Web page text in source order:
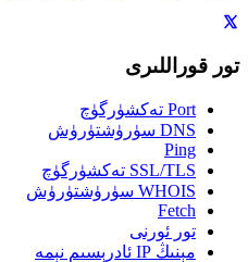
تور قوراللىرى
Port تەكشۈرگۈچ
DNS سۈرۈشتۈرۈش
Ping
SSL/TLS تەكشۈرگۈچ
WHOIS سۈرۈشتۈرۈش
Fetch
تور ئورنى
مېنىڭ IP ئادرېسىم نېمە